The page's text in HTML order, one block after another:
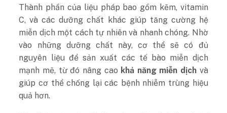
Thành phần của liệu pháp bao gồm kẽm, vitamin
C, và các dưỡng chất khác giúp tăng cường hệ
miễn dịch một cách tự nhiên và nhanh chóng. Nhờ
vào những dưỡng chất này, cơ thể sẽ có đủ
nguyên liệu để sản xuất các tế bào miễn dịch
mạnh mẽ, từ đó nâng cao khả năng miễn dịchvà
giúp cơ thể chống lại các bệnh nhiễm trùng hiệu
quả hơn.